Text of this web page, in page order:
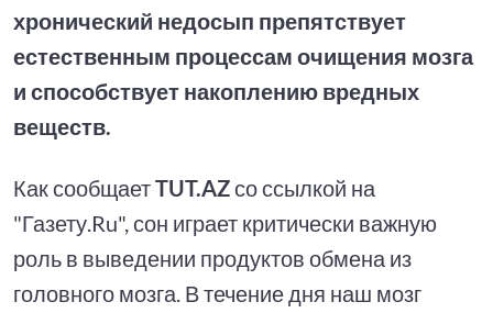
хронический недосып препятствует
естественным процессам очищения мозга
и способствует накоплению вредных
веществ.
Как сообщаетTUT.AZсо ссылкой на
"Газету.Ru", сон играет критически важную
роль в выведении продуктов обмена из
головного мозга. В течение дня наш мозг